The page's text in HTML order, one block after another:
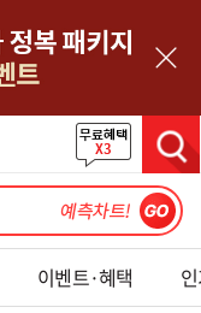
닫기
이벤트·혜택